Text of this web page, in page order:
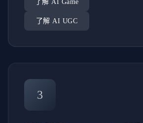
了解 AI Game
了解 AI UGC
3